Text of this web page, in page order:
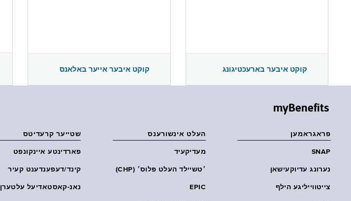
קוקט איבער אייער באלאנס קוקט איבער בארעכטיגונג
myBenefits
פראגראמען
SNAP
נערונג עדיוקעישאן
צייטווייליגע הילף
העלט אינשורענס
מעדיקעיד
׳טשיילד העלט פּלוס׳ (CHP)
EPIC
שטייער קרעדיטס
פארדינטע איינקונפט
קינד/דעפענדענט קעיר
נאנ-קאסטאדיעל עלטערן